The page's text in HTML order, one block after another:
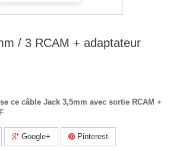
/ 3 RCAM + adaptateur
ce câble Jack 3,5mm avec sortie RCAM +
Google+ Pinterest